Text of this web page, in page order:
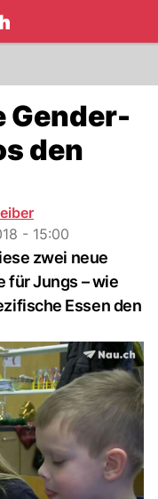
Gender-
den
- 15:00
zwei neue
für Jungs – wie
Essen den